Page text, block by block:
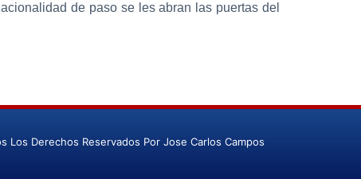
de paso se les abran las puertas del
Los Derechos Reservados Por Jose Carlos Campos